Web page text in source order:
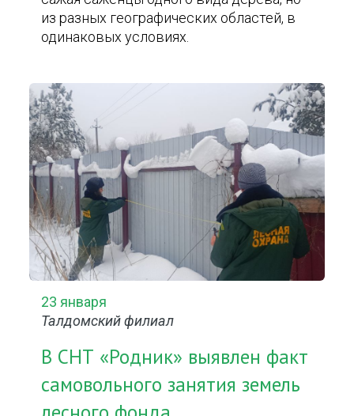
из разных географических областей, в
одинаковых условиях.
23 января
Талдомский филиал
В СНТ «Родник» выявлен факт
самовольного занятия земель